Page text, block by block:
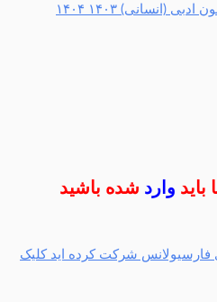
(انسانی) ۱۴۰۳ ۱۴۰۴
وارد شده باشید
فارسیولانس شرکت کرده اید کلیک